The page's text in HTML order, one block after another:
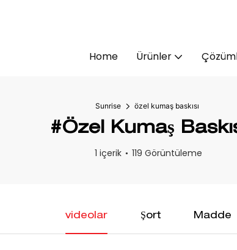
Home Ürünler
Sunrise özel kumaş baskısı
#özel Kumaş
1 içerik 119 Görüntüleme
videolar Şort Madde